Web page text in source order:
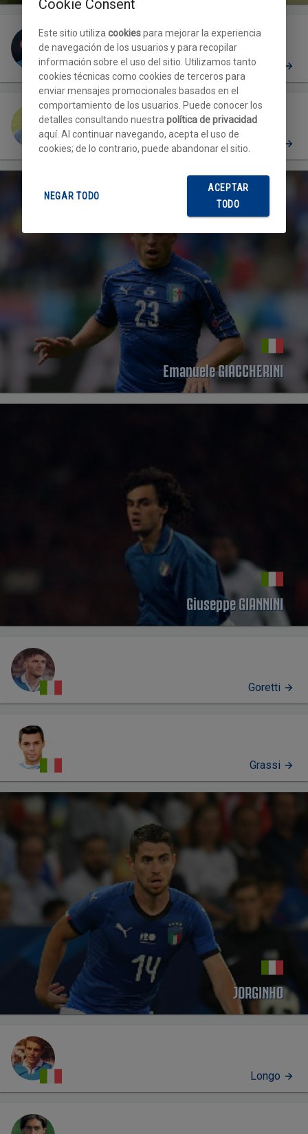
Gaetano
Emanuele GIACCHERINI
PERFIL
Giuseppe GIANNINI
PERFIL
Goretti
Grassi
JORGINHO
Longo
Cookie Consent
Este sitio utiliza cookiespara mejorar la experiencia
de navegación de los usuarios y para recopilar
información sobre el uso del sitio. Utilizamos tanto
cookies técnicas como cookies de terceros para
enviar mensajes promocionales basados en el
comportamiento de los usuarios. Puede conocer los
detalles consultando nuestra política de privacidad
aquí. Al continuar navegando, acepta el uso de
cookies; de lo contrario, puede abandonar el sitio.
NEGAR TODO
ACEPTAR
TODO